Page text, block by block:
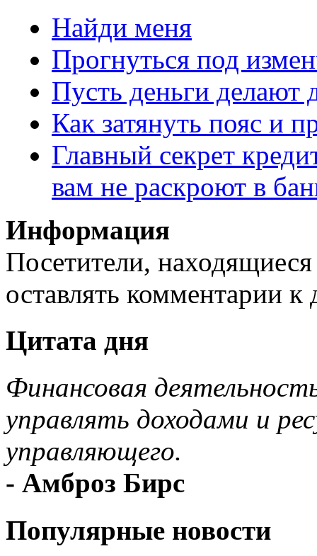
Найди меня
Прогнуться под
Пусть деньги делают
Как затянуть пояс и
Главный секрет
вам не раскроют в
Информация
Посетители,
оставлять комментарии
Цитата дня
Финансовая
управлять доходами и
управляющего.
- Амброз Бирс
Популярные новости